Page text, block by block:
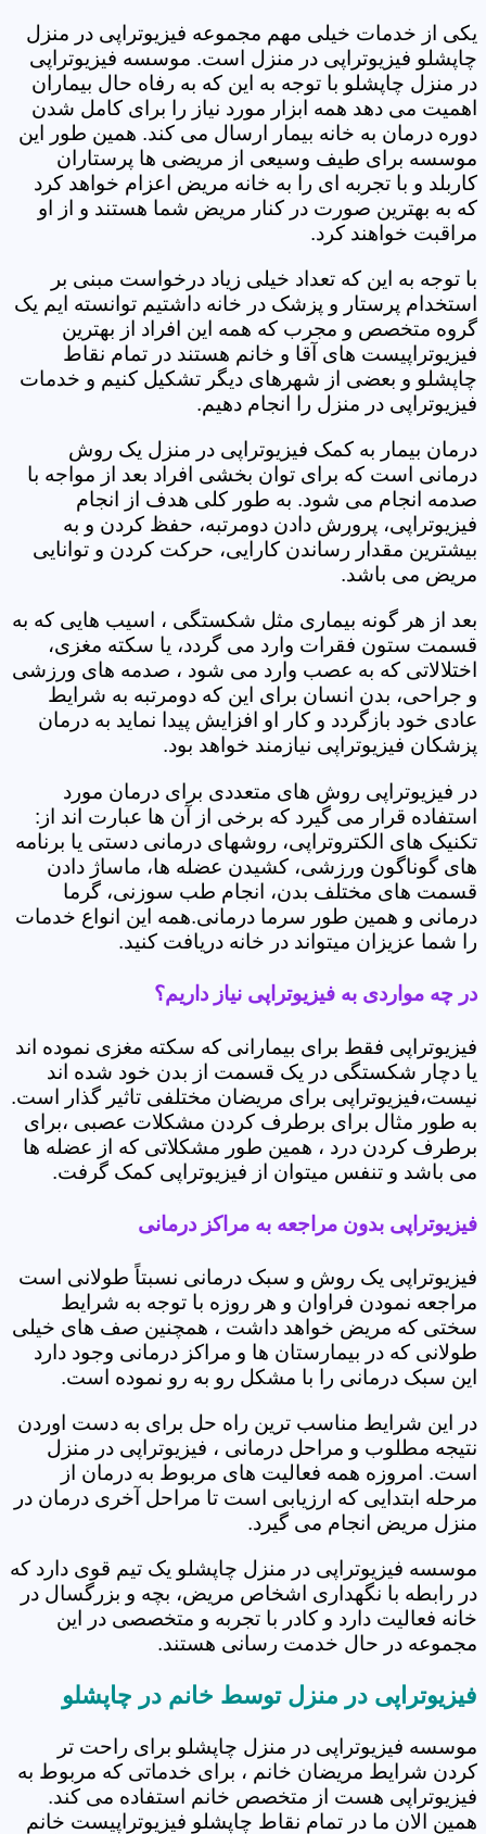
یکی از خدمات خیلی مهم مجموعه فیزیوتراپی در منزل
چاپشلو فیزیوتراپی در منزل است. موسسه فیزیوتراپی
در منزل چاپشلو با توجه به این که به رفاه حال بیماران
اهمیت می دهد همه ابزار مورد نیاز را برای کامل شدن
دوره درمان به خانه بیمار ارسال می کند. همین طور این
موسسه برای طیف وسیعی از مریضی ها پرستاران
کاربلد و با تجربه ای را به خانه مریض اعزام خواهد کرد
که به بهترین صورت در کنار مریض شما هستند و از او
مراقبت خواهند کرد.
با توجه به این که تعداد خیلی زیاد درخواست مبنی بر
استخدام پرستار و پزشک در خانه داشتیم توانسته ایم یک
گروه متخصص و مجرب که همه این افراد از بهترین
فیزیوتراپیست های آقا و خانم هستند در تمام نقاط
چاپشلو و بعضی از شهرهای دیگر تشکیل کنیم و خدمات
فیزیوتراپی در منزل را انجام دهیم.
درمان بیمار به کمک فیزیوتراپی در منزل یک روش
درمانی است که برای توان بخشی افراد بعد از مواجه با
صدمه انجام می شود. به طور کلی هدف از انجام
فیزیوتراپی، پرورش دادن دومرتبه، حفظ کردن و به
بیشترین مقدار رساندن کارایی، حرکت کردن و توانایی
مریض می باشد.
بعد از هر گونه بیماری مثل شکستگی ، اسیب هایی که به
قسمت ستون فقرات وارد می گردد، یا سکته مغزی،
اختلالاتی که به عصب وارد می شود ، صدمه های ورزشی
و جراحی، بدن انسان برای این که دومرتبه به شرایط
عادی خود بازگردد و کار او افزایش پیدا نماید به درمان
پزشکان فیزیوتراپی نیازمند خواهد بود.
در فیزیوتراپی روش های متعددی برای درمان مورد
استفاده قرار می گیرد که برخی از آن ها عبارت اند از:
تکنیک های الکتروتراپی، روشهای درمانی دستی یا برنامه
های گوناگون ورزشی، کشیدن عضله ها، ماساژ دادن
قسمت های مختلف بدن، انجام طب سوزنی، گرما
درمانی و همین طور سرما درمانی.همه این انواع خدمات
را شما عزیزان میتواند در خانه دریافت کنید.
در چه مواردی به فیزیوتراپی نیاز داریم؟
فیزیوتراپی فقط برای بیمارانی که سکته مغزی نموده اند
یا دچار شکستگی در یک قسمت از بدن خود شده اند
نیست،فیزیوتراپی برای مریضان مختلفی تاثیر گذار است.
به طور مثال برای برطرف کردن مشکلات عصبی ،برای
برطرف کردن درد ، همین طور مشکلاتی که از عضله ها
می باشد و تنفس میتوان از فیزیوتراپی کمک گرفت.
فیزیوتراپی بدون مراجعه به مراکز درمانی
فیزیوتراپی یک روش و سبک درمانی نسبتاً طولانی است
مراجعه نمودن فراوان و هر روزه با توجه به شرایط
سختی که مریض خواهد داشت ، همچنین صف های خیلی
طولانی که در بیمارستان ها و مراکز درمانی وجود دارد
این سبک درمانی را با مشکل رو به رو نموده است.
در این شرایط مناسب ترین راه حل برای به دست اوردن
نتیجه مطلوب و مراحل درمانی ، فیزیوتراپی در منزل
است. امروزه همه فعالیت های مربوط به درمان از
مرحله ابتدایی که ارزیابی است تا مراحل آخری درمان در
منزل مریض انجام می گیرد.
موسسه فیزیوتراپی در منزل چاپشلو یک تیم قوی دارد که
در رابطه با نگهداری اشخاص مریض، بچه و بزرگسال در
خانه فعالیت دارد و کادر با تجربه و متخصصی در این
مجموعه در حال خدمت رسانی هستند.
فیزیوتراپی در منزل توسط خانم در چاپشلو
موسسه فیزیوتراپی در منزل چاپشلو برای راحت تر
کردن شرایط مریضان خانم ، برای خدماتی که مربوط به
فیزیوتراپی هست از متخصص خانم استفاده می کند.
همین الان ما در تمام نقاط چاپشلو فیزیوتراپیست خانم